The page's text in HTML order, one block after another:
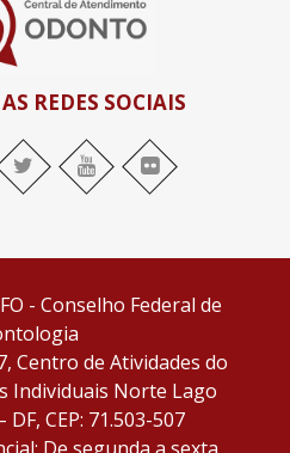
REDES SOCIAIS
twitter youtube flickr
- Conselho Federal de
Centro de Atividades do
Individuais Norte Lago
CEP: 71.503-507